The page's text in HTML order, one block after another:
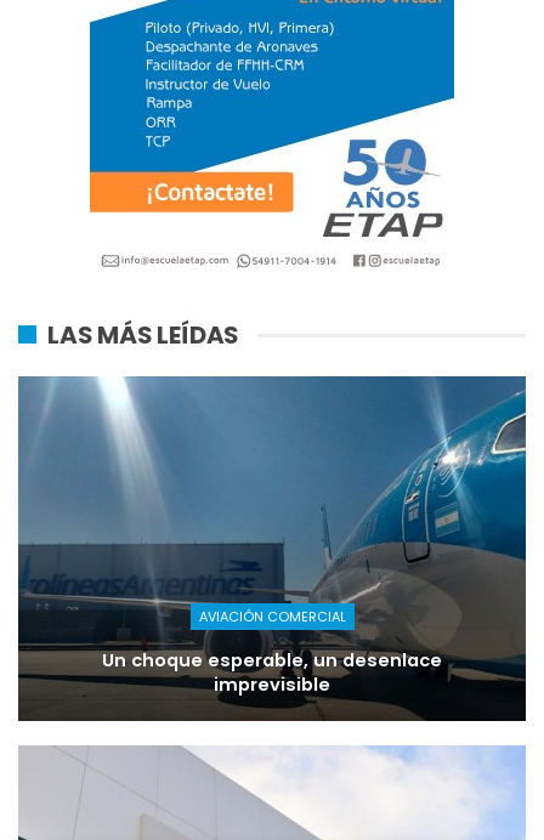
LAS MÁS LEÍDAS
AVIACIÓN COMERCIAL
Un choque esperable, un desenlace
imprevisible